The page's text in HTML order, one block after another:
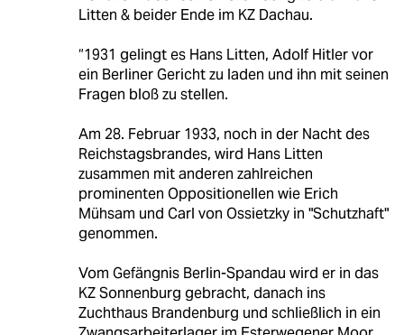
Litten & beider Ende im KZ Dachau.
“1931 gelingt es Hans Litten, Adolf Hitler vor
ein Berliner Gericht zu laden und ihn mit seinen
Fragen bloß zu stellen.
Am 28. Februar 1933, noch in der Nacht des
Reichstagsbrandes, wird Hans Litten
zusammen mit anderen zahlreichen
prominenten Oppositionellen wie Erich
Mühsam und Carl von Ossietzky in "Schutzhaft"
genommen.
Vom Gefängnis Berlin-Spandau wird er in das
KZ Sonnenburg gebracht, danach ins
Zuchthaus Brandenburg und schließlich in ein